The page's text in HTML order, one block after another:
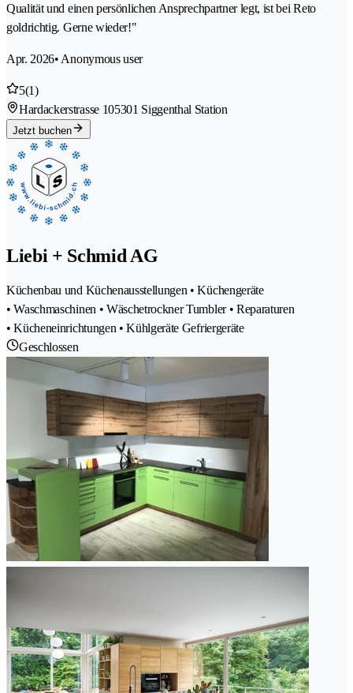
Qualität und einen persönlichen Ansprechpartner legt, ist bei Reto
goldrichtig. Gerne wieder!"
Apr. 2026• Anonymous user
5(1)
Hardackerstrasse 105301 Siggenthal Station
Jetzt buchen
Liebi + Schmid AG
Küchenbau und Küchenausstellungen • Küchengeräte
• Waschmaschinen • Wäschetrockner Tumbler • Reparaturen
• Kücheneinrichtungen • Kühlgeräte Gefriergeräte
Geschlossen